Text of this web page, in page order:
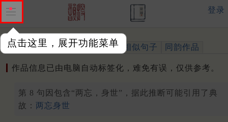
点击这里，展开功能菜单
登录
作品 标注四声 出处、引用 相似句子 同韵作品
作品信息已由电脑自动标签化，难免有误，仅供参考。
第 8 句因包含“两忘，身世”，据此推断可能引用了典
故： 两忘身世